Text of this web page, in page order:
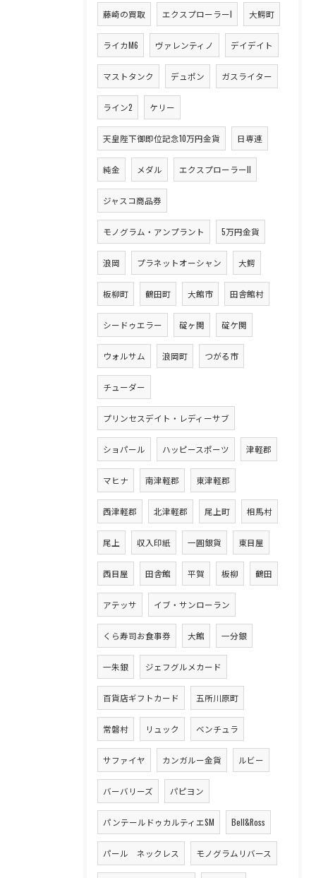
藤崎の買取 エクスプローラーI 大鰐町
ライカM6 ヴァレンティノ デイデイト
マストタンク デュポン ガスライター
ライン2 ケリー
天皇陛下御即位記念10万円金貨 日専連
純金 メダル エクスプローラーII
ジャスコ商品券
モノグラム・アンプラント 5万円金貨
浪岡 プラネットオーシャン 大鰐
板柳町 鶴田町 大館市 田舎館村
シードゥエラー 碇ヶ関 碇ケ関
ウォルサム 浪岡町 つがる市
チューダー
プリンセスデイト・レディーサブ
ショパール ハッピースポーツ 津軽郡
マヒナ 南津軽郡 東津軽郡
西津軽郡 北津軽郡 尾上町 相馬村
尾上 収入印紙 一圓銀貨 東目屋
西目屋 田舎館 平賀 板柳 鶴田
アテッサ イブ・サンローラン
くら寿司お食事券 大館 一分銀
一朱銀 ジェフグルメカード
百貨店ギフトカード 五所川原町
常磐村 リュック ベンチュラ
サファイヤ カンガルー金貨 ルビー
バーバリーズ パピヨン
パンテールドゥカルティエSM Bell&Ross
パール ネックレス モノグラムリバース